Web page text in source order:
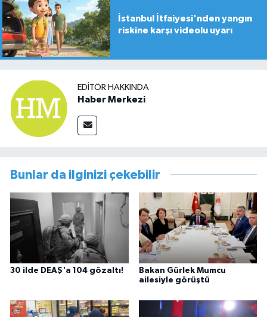
İstanbul İtfaiyesi'nden yangın
riskine karşı videolu uyarı
EDITÖR HAKKINDA
Haber Merkezi
Bunlar da ilginizi çekebilir
30 ilde DEAŞ'a 104 gözaltı!
Bakan Gürlek Mumcu
ailesiyle görüştü